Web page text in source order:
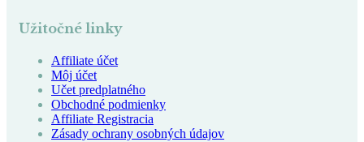
Užitočné linky
Affiliate účet
Môj účet
Učet predplatného
Obchodné podmienky
Affiliate Registracia
Zásady ochrany osobných údajov